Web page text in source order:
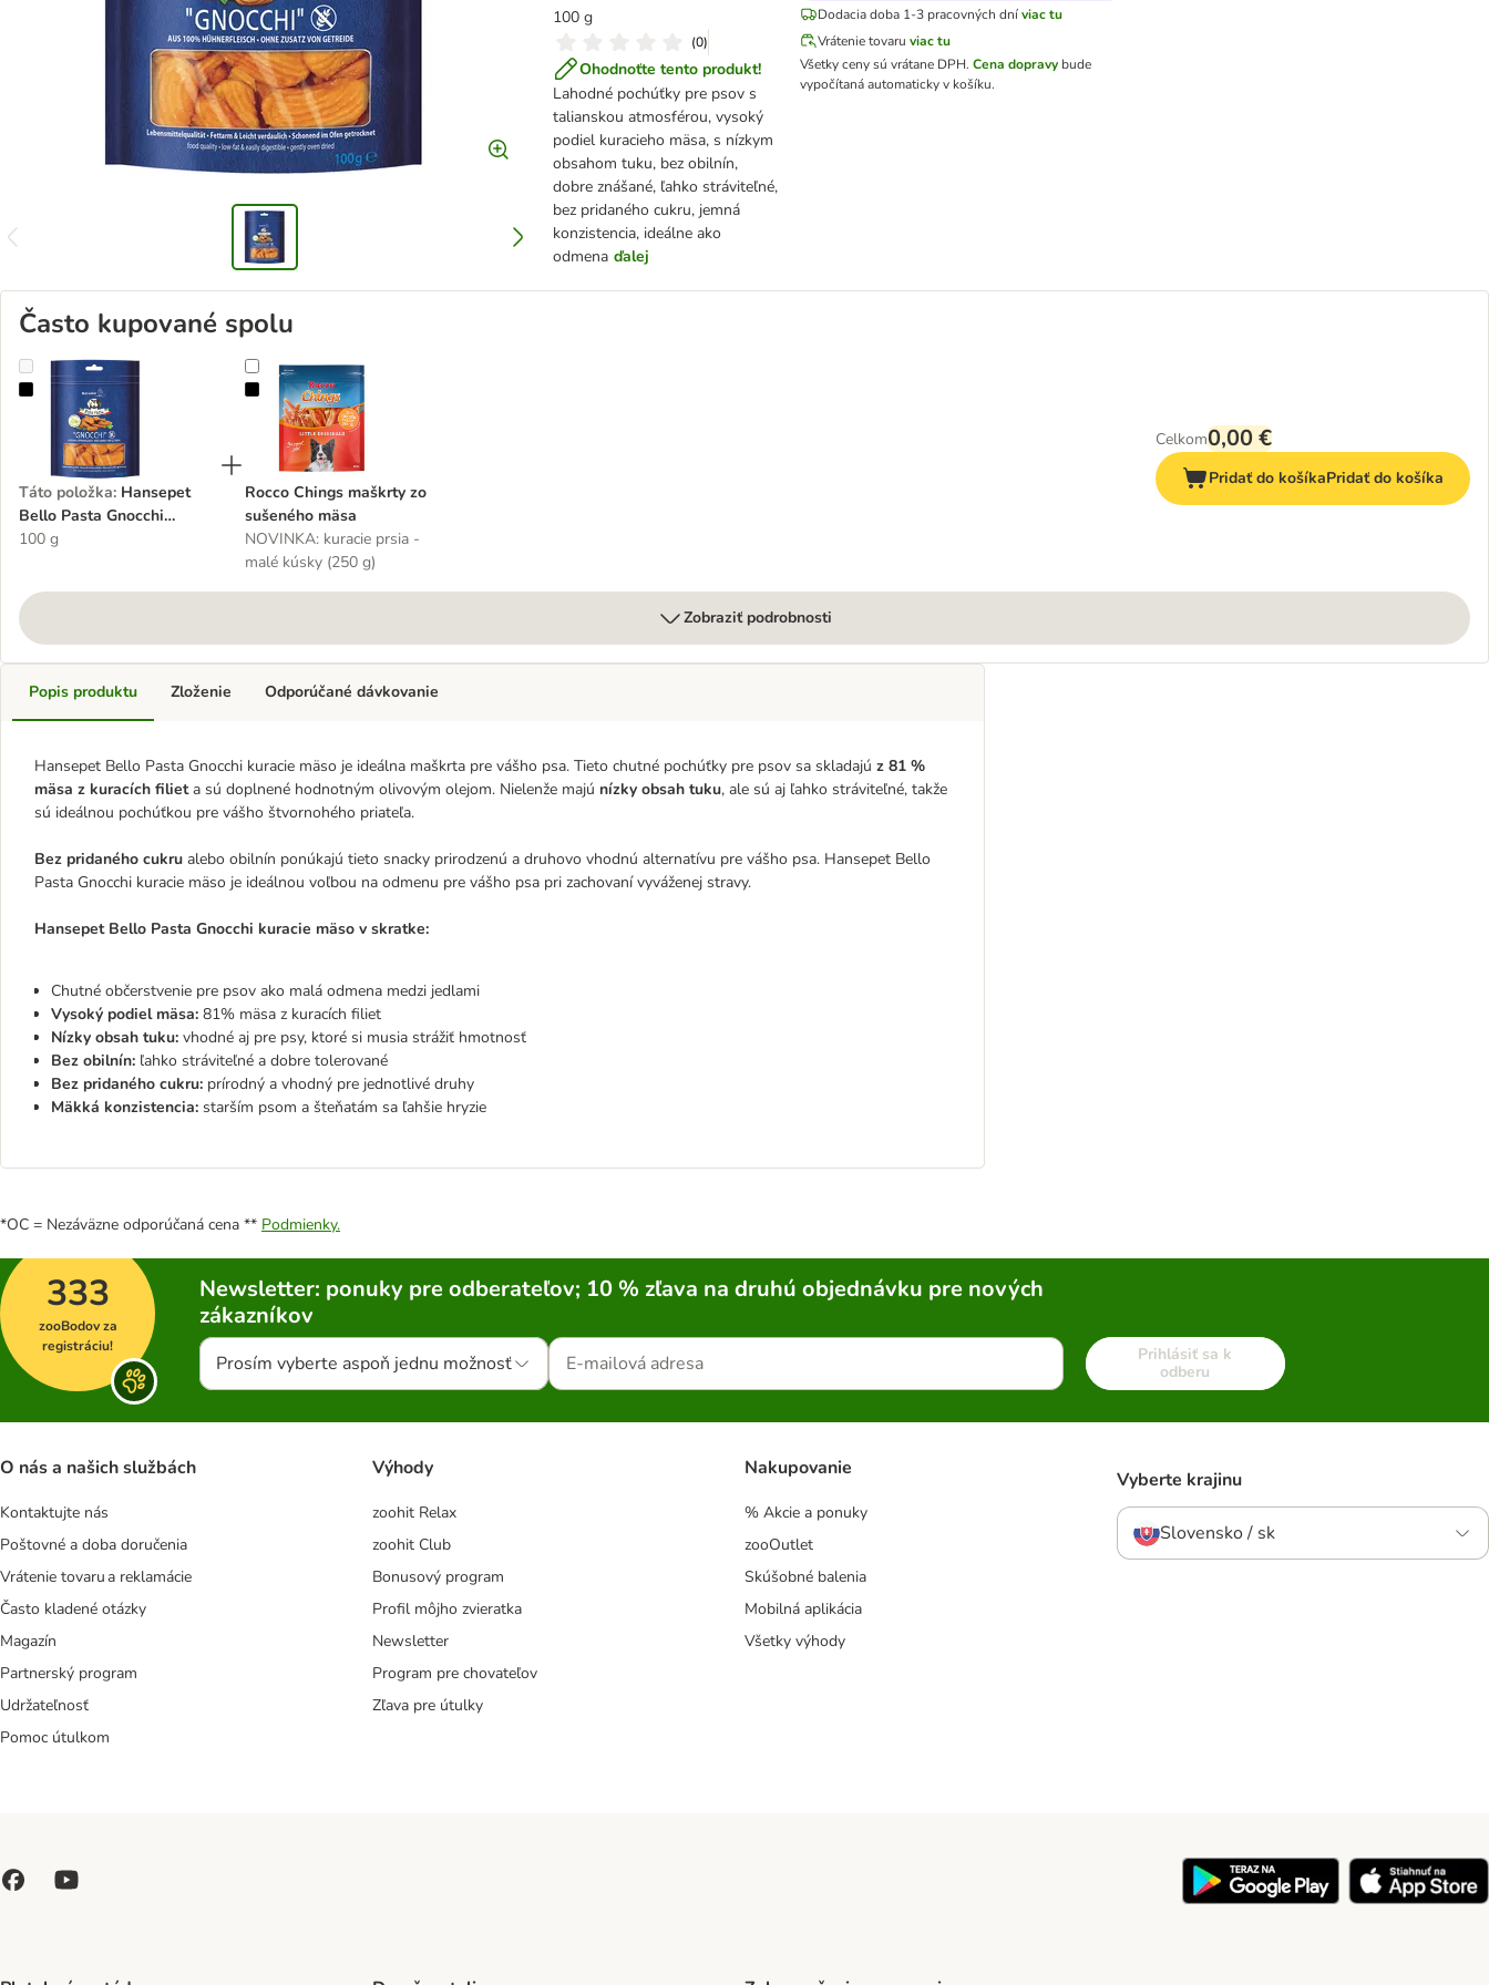
100 g
(0)
Ohodnoťte tento produkt!
Lahodné pochúťky pre psov s
talianskou atmosférou, vysoký
podiel kuracieho mäsa, s nízkym
obsahom tuku, bez obilnín,
dobre znášané, ľahko stráviteľné,
bez pridaného cukru, jemná
konzistencia, ideálne ako
odmena ďalej
Dodacia doba 1-3 pracovných dní viac tu
Vrátenie tovaru viac tu
Všetky ceny sú vrátane DPH. Cena dopravybude
vypočítaná automaticky v košíku.
Často kupované spolu
Hansepet Bello Pasta Gnocchi kuracie mäso
Táto položka: Hansepet
Bello Pasta Gnocchi
kuracie mäso
100 g
Rocco Chings maškrty zo sušeného mäsa
Rocco Chings maškrty zo
sušeného mäsa
NOVINKA: kuracie prsia -
malé kúsky (250 g)
Celkom0,00 €
Pridať do košíkaPridať do košíka
Zobraziť podrobnosti
Popis produktu
Hansepet Bello Pasta Gnocchi kuracie mäso je ideálna maškrta pre vášho psa. Tieto chutné pochúťky pre psov sa skladajú z 81 %
mäsa z kuracích filieta sú doplnené hodnotným olivovým olejom. Nielenže majú nízky obsah tuku, ale sú aj ľahko stráviteľné, takže
sú ideálnou pochúťkou pre vášho štvornohého priateľa.
Bez pridaného cukru alebo obilnín ponúkajú tieto snacky prirodzenú a druhovo vhodnú alternatívu pre vášho psa. Hansepet Bello
Pasta Gnocchi kuracie mäso je ideálnou voľbou na odmenu pre vášho psa pri zachovaní vyváženej stravy.
Hansepet Bello Pasta Gnocchi kuracie mäso v skratke:
Chutné občerstvenie pre psov ako malá odmena medzi jedlami
Vysoký podiel mäsa: 81% mäsa z kuracích filiet
Nízky obsah tuku: vhodné aj pre psy, ktoré si musia strážiť hmotnosť
Bez obilnín: ľahko stráviteľné a dobre tolerované
Bez pridaného cukru: prírodný a vhodný pre jednotlivé druhy
Mäkká konzistencia: starším psom a šteňatám sa ľahšie hryzie
Zloženie Odporúčané dávkovanie
*OC = Nezáväzne odporúčaná cena ** Podmienky.
333
zooBodov za
registráciu!
Newsletter: ponuky pre odberateľov; 10 % zľava na druhú objednávku pre nových
zákazníkov
Prosím vyberte aspoň jednu možnosť
Prihlásiť sa k
odberu
O nás a našich službách
Kontaktujte nás
Poštovné a doba doručenia
Vrátenie tovaru a reklamácie
Často kladené otázky
Magazín
Partnerský program
Udržateľnosť
Pomoc útulkom
Výhody
zoohit Relax
zoohit Club
Bonusový program
Profil môjho zvieratka
Newsletter
Program pre chovateľov
Zľava pre útulky
Nakupovanie
% Akcie a ponuky
zooOutlet
Skúšobné balenia
Mobilná aplikácia
Všetky výhody
Vyberte krajinu
Slovensko / sk